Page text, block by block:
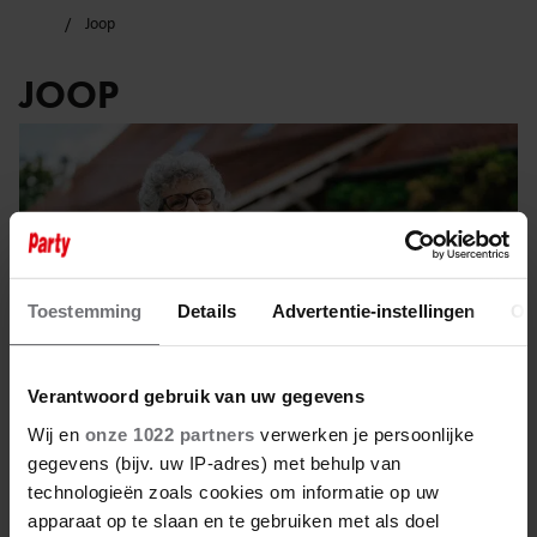
Toestemming Details Advertentie-instellingen
Verantwoord gebruik van uw gegevens
Wij en onze 1022 partners verwerken je persoonlijke
gegevens (bijv. uw IP-adres) met behulp van
technologieën zoals cookies om informatie op uw
apparaat op te slaan en te gebruiken met als doel
Joop
JOOP
22 augustus 2024